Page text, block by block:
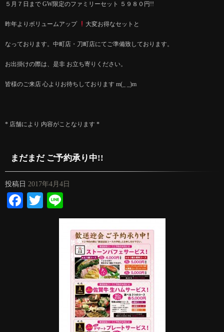
５月７日まで GW限定のファミリーセット ５９８０円!!
昨年よりボリュームアップ 大変お得なセットと
なっております。中町店・刀町店にてご準備致しております。
お出掛けの際は、是非 お立ち寄りください。
皆様のご来店 心よりお待ちしております m(_ _)m
* 店舗により 内容がことなります *
まだまだ ご予約承り中!!
投稿日 2017年4月4日
Facebook
Twitter